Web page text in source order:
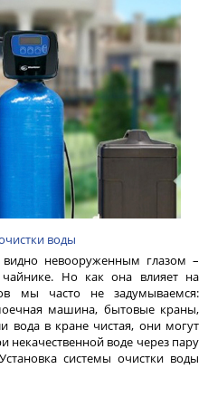
воды
невооруженным глазом –
Но как она влияет на
мы часто не задумываемся:
машина, бытовые краны,
вода в кране чистая, они могут
некачественной воде через пару
системы очистки воды